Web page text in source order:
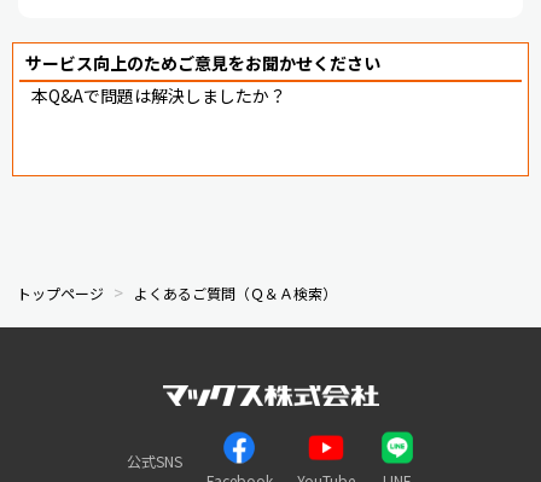
サービス向上のためご意見をお聞かせください
本Q&Aで問題は解決しましたか？
トップページ よくあるご質問（Ｑ＆Ａ検索）
公式SNS